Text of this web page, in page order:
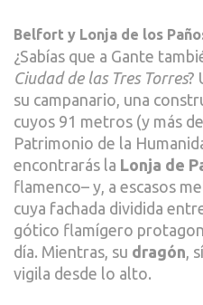
Belfort y Lonja de los
¿Sabías que a Gante
Ciudad de las Tres Torres?
su campanario, una
cuyos 91 metros (y más
Patrimonio de la
encontrarás la Lonja de
flamenco– y, a escasos
cuya fachada dividida
gótico flamígero
día. Mientras, su dragón ,
vigila desde lo alto.